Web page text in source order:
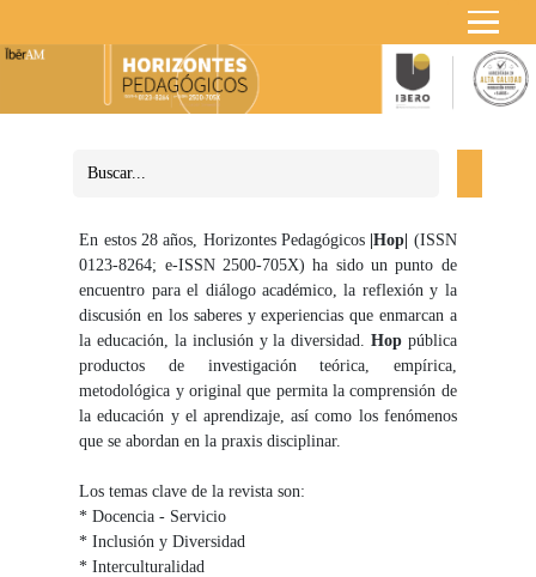
En estos 28 años, Horizontes Pedagógicos |Hop| (ISSN
0123-8264; e-ISSN 2500-705X) ha sido un punto de
encuentro para el diálogo académico, la reflexión y la
discusión en los saberes y experiencias que enmarcan a
la educación, la inclusión y la diversidad. Hoppública
productos de investigación teórica, empírica,
metodológica y original que permita la comprensión de
la educación y el aprendizaje, así como los fenómenos
que se abordan en la praxis disciplinar.
Los temas clave de la revista son:
* Docencia - Servicio
* Inclusión y Diversidad
* Interculturalidad